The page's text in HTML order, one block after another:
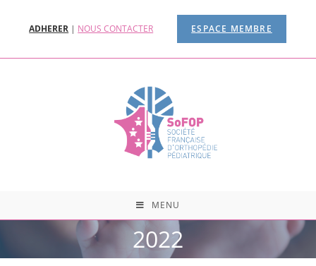
ADHERER | NOUS CONTACTER ESPACE MEMBRE
MENU
2022